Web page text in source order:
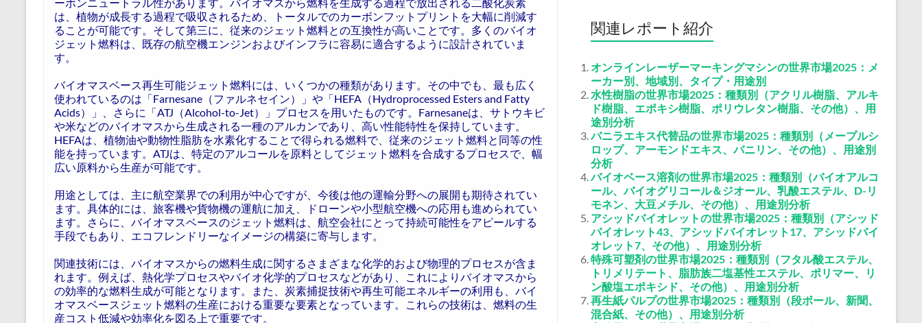
は、植物が成長する過程で吸収されるため、トータルでのカーボンフットプリントを大幅に削減す
ることが可能です。そして第三に、従来のジェット燃料との互換性が高いことです。多くのバイオ
ジェット燃料は、既存の航空機エンジンおよびインフラに容易に適合するように設計されていま
す。
バイオマスベース再生可能ジェット燃料には、いくつかの種類があります。その中でも、最も広く
使われているのは「Farnesane（ファルネセイン）」や「HEFA（Hydroprocessed Esters and Fatty
Acids）」、さらに「ATJ（Alcohol-to-Jet）」プロセスを用いたものです。Farnesaneは、サトウキビ
や米などのバイオマスから生成される一種のアルカンであり、高い性能特性を保持しています。
HEFAは、植物油や動物性脂肪を水素化することで得られる燃料で、従来のジェット燃料と同等の性
能を持っています。ATJは、特定のアルコールを原料としてジェット燃料を合成するプロセスで、幅
広い原料から生産が可能です。
用途としては、主に航空業界での利用が中心ですが、今後は他の運輸分野への展開も期待されてい
ます。具体的には、旅客機や貨物機の運航に加え、ドローンや小型航空機への応用も進められてい
ます。さらに、バイオマスベースのジェット燃料は、航空会社にとって持続可能性をアピールする
手段でもあり、エコフレンドリーなイメージの構築に寄与します。
関連技術には、バイオマスからの燃料生成に関するさまざまな化学的および物理的プロセスが含ま
れます。例えば、熱化学プロセスやバイオ化学的プロセスなどがあり、これによりバイオマスから
の効率的な燃料生成が可能となります。また、炭素捕捉技術や再生可能エネルギーの利用も、バイ
オマスベースジェット燃料の生産における重要な要素となっています。これらの技術は、燃料の生
産コスト低減や効率化を図る上で重要です。
関連レポート紹介
オンラインレーザーマーキングマシンの世界市場2025：メ
ーカー別、地域別、タイプ・用途別
水性樹脂の世界市場2025：種類別（アクリル樹脂、アルキ
ド樹脂、エポキシ樹脂、ポリウレタン樹脂、その他）、用
途別分析
バニラエキス代替品の世界市場2025：種類別（メープルシ
ロップ、アーモンドエキス、バニリン、その他）、用途別
分析
バイオベース溶剤の世界市場2025：種類別（バイオアルコ
ール、バイオグリコール＆ジオール、乳酸エステル、D-リ
モネン、大豆メチル、その他）、用途別分析
アシッドバイオレットの世界市場2025：種類別（アシッド
バイオレット43、アシッドバイオレット17、アシッドバイ
オレット7、その他）、用途別分析
特殊可塑剤の世界市場2025：種類別（フタル酸エステル、
トリメリテート、脂肪族二塩基性エステル、ポリマー、リ
ン酸塩エポキシド、その他）、用途別分析
再生紙パルプの世界市場2025：種類別（段ボール、新聞、
混合紙、その他）、用途別分析